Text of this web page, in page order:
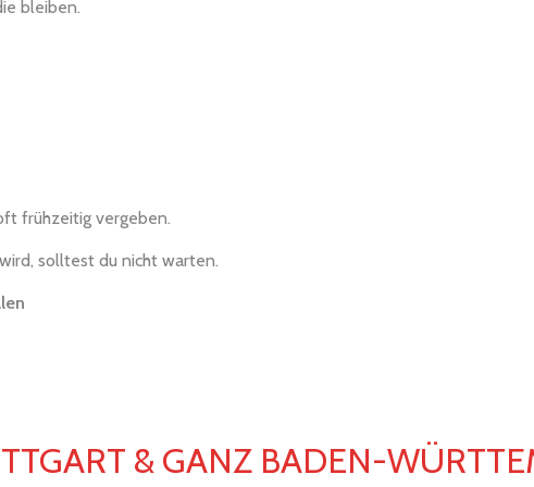
bleiben.
frühzeitig vergeben.
solltest du nicht warten.
& GANZ BADEN-